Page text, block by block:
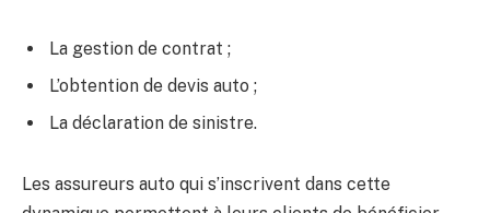
La gestion de contrat ;
L’obtention de devis auto ;
La déclaration de sinistre.
Les assureurs auto qui s’inscrivent dans cette